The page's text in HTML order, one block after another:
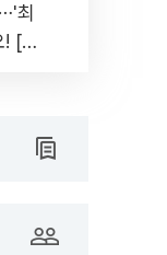
최
[솔